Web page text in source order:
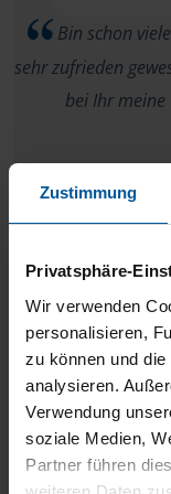
Zustimmung
Privatsphäre-
Wir verwenden
personalisieren,
zu können und
analysieren.
Verwendung
soziale Medien,
Partner führen
Bin schon
sehr zufrieden
bei Ihr